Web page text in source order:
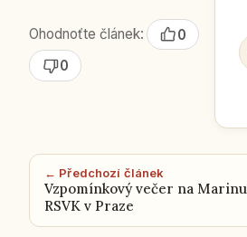
Ohodnoťte článek:
0
0
← Předchozí článek
Vzpomínkový večer na
RSVK v Praze